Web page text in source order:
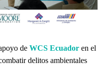
de WCS Ecuador en el
delitos ambientales